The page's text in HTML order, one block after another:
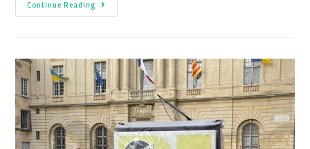
Continue Reading